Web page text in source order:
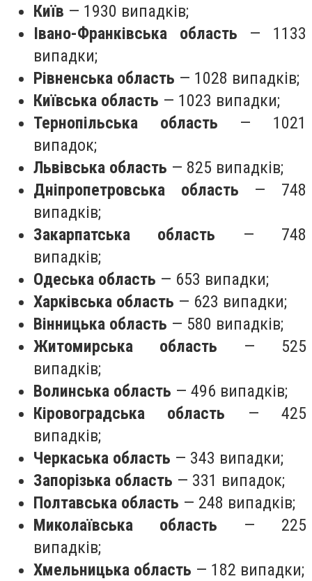
Київ — 1930 випадків;
Івано-Франківська область — 1133
випадки;
Рівненська область — 1028 випадків;
Київська область — 1023 випадки;
Тернопільська область — 1021
випадок;
Львівська область — 825 випадків;
Дніпропетровська область — 748
випадків;
Закарпатська область — 748
випадків;
Одеська область — 653 випадки;
Харківська область — 623 випадки;
Вінницька область — 580 випадків;
Житомирська область — 525
випадків;
Волинська область — 496 випадків;
Кіровоградська область — 425
випадків;
Черкаська область — 343 випадки;
Запорізька область — 331 випадок;
Полтавська область — 248 випадків;
Миколаївська область — 225
випадків;
Хмельницька область — 182 випадки;